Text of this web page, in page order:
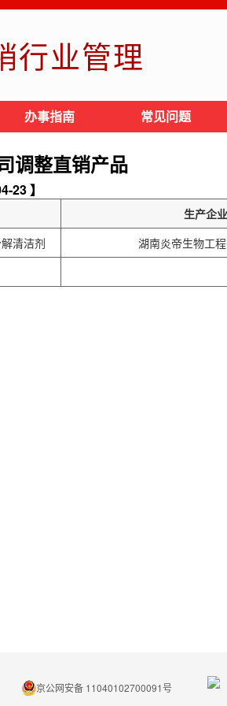
行业管理
办事指南 常见问题
调整直销产品
23 】
生产企业
清洁剂
湖南炎帝生物工
京公网安备 11040102700091号